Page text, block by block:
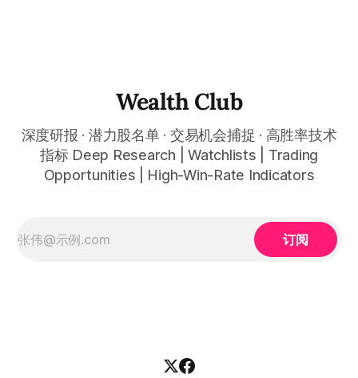
Wealth Club
深度研报 · 潜力股名单 · 交易机会捕捉 · 高胜率技术
指标 Deep Research | Watchlists | Trading
Opportunities | High-Win-Rate Indicators
订阅